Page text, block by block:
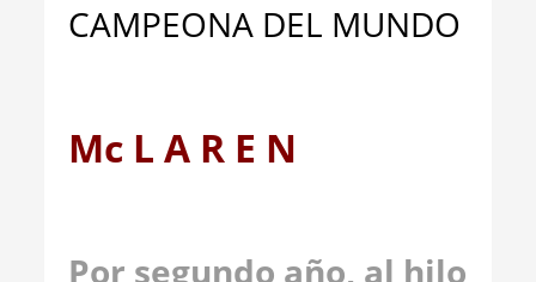
CAMPEONA DEL MUNDO
Mc L A R E N
Por segundo año, al hilo